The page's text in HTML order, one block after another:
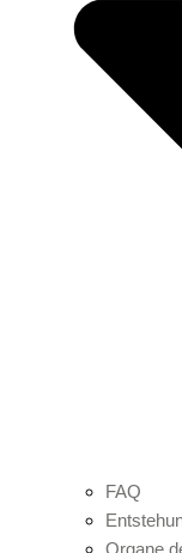
FAQ
Organe